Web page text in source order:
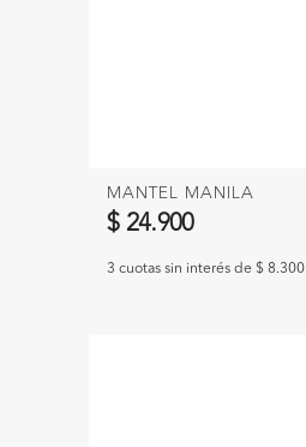
MANTEL MANILA
$ 24.900
3 cuotas sin interés de $ 8.300